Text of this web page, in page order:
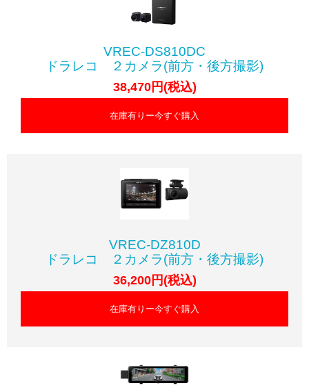
VREC-DS810DC
ドラレコ ２カメラ(前方・後方撮影)
38,470円(税込)
在庫有りー今すぐ購入
VREC-DZ810D
ドラレコ ２カメラ(前方・後方撮影)
36,200円(税込)
在庫有りー今すぐ購入